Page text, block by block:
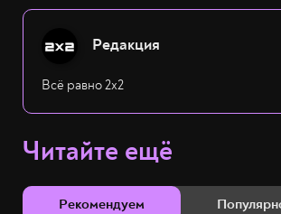
Редакция
Всё равно 2х2
Читайте ещё
Рекомендуем